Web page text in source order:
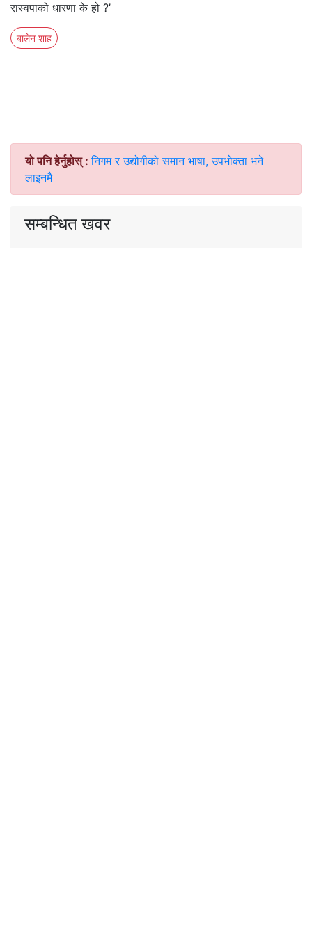
रास्वपाको धारणा के हो ?’
बालेन शाह
यो पनि हेर्नुहोस् :निगम र उद्योगीको समान भाषा, उपभोक्ता भने
लाइनमै
सम्बन्धित खवर